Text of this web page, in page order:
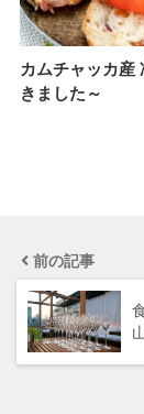
カムチャッカ産
きました～
前の記事